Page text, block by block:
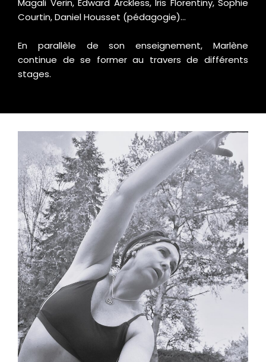
Courtin, Daniel Housset (pédagogie)…
En parallèle de son enseignement, Marlène
continue de se former au travers de différents
stages.